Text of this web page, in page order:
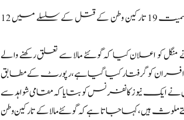
:میکسیکن حکام کا کہنا ہے کہ گوئٹے مالا سے تعلق رکھنے والے تارکین وطن سمیت 19 تارکین وطن کے قتل کے سلسلے میں 12
کو اعلان کیا کہ گوئٹے مالا سے تعلق رکھنے والے
پولیس افسران کو گرفتار کیا گیا ہے،رپورٹ کے مطابق
نیوز کانفرنس کو بتایا کہ مقامی شواہد سے
کم از کم 12 ریاستی پولیس کےدستے ملوث ہیں، کہا جاتا ہے کہ گوئٹے مالا کے تارکین وطن